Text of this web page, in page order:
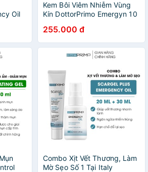
Oil
Kem Bôi Viêm Nhiễm Vùng
Kín DottorPrimo Emergyn 10
Nhiễm Khuẩn 30ml
255.000 đ
Combo Xịt Vết Thương, Làm
Mờ Sẹo Số 1 Tại Italy